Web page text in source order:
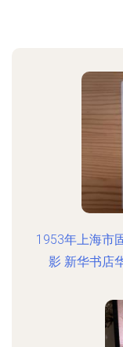
1953年上海市
影 新华书店